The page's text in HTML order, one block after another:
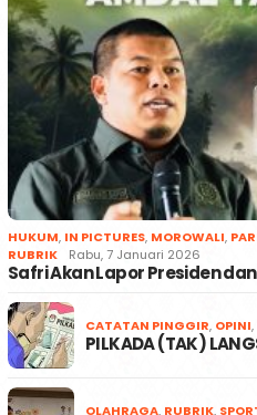
HUKUM, IN PICTURES, MOROWALI,
RUBRIK
Rabu, 7 Januari 2026
Safri Akan Lapor Presiden
CATATAN PINGGIR, OPINI,
PILKADA (TAK)
OLAHRAGA, RUBRIK,